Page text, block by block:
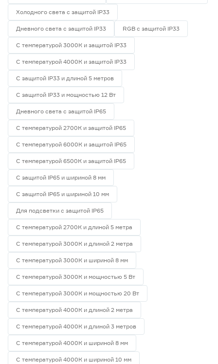
Холодного света с защитой IP33
Дневного света с защитой IP33 RGB с защитой IP33
С температурой 3000К и защитой IP33
С температурой 4000К и защитой IP33
С защитой IP33 и длиной 5 метров
С защитой IP33 и мощностью 12 Вт
Дневного света с защитой IP65
С температурой 2700К и защитой IP65
С температурой 6000К и защитой IP65
С температурой 6500К и защитой IP65
С защитой IP65 и шириной 8 мм
С защитой IP65 и шириной 10 мм
Для подсветки с защитой IP65
С температурой 2700К и длиной 5 метра
С температурой 3000К и длиной 2 метра
С температурой 3000К и шириной 8 мм
С температурой 3000К и мощностью 5 Вт
С температурой 3000К и мощностью 20 Вт
С температурой 4000К и длиной 2 метра
С температурой 4000К и длиной 3 метров
С температурой 4000К и шириной 8 мм
С температурой 4000К и шириной 10 мм